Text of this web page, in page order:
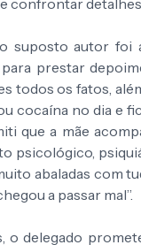
confrontar
suposto autor foi
prestar
todos os fatos,
cocaína no dia e
que a mãe
psicológico,
abaladas com
a passar mal”.
o delegado